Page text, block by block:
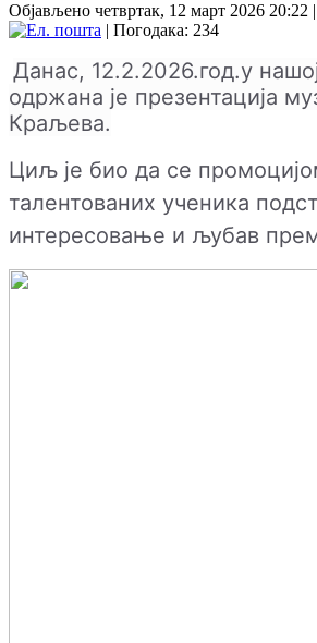
Објављено четвртак, 12 март 2026 20:22 |
| Погодака: 234
Данас, 12.2.2026.год.у
одржана је презентација
Краљева.
Циљ је био да се
талентованих ученика
интересовање и љубав